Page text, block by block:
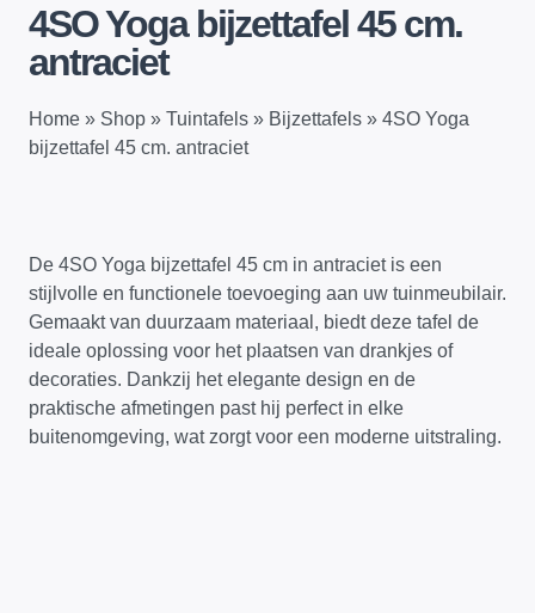
4SO Yoga bijzettafel 45 cm.
antraciet
Home » Shop » Tuintafels » Bijzettafels » 4SO Yoga
bijzettafel 45 cm. antraciet
De 4SO Yoga bijzettafel 45 cm in antraciet is een
stijlvolle en functionele toevoeging aan uw tuinmeubilair.
Gemaakt van duurzaam materiaal, biedt deze tafel de
ideale oplossing voor het plaatsen van drankjes of
decoraties. Dankzij het elegante design en de
praktische afmetingen past hij perfect in elke
buitenomgeving, wat zorgt voor een moderne uitstraling.